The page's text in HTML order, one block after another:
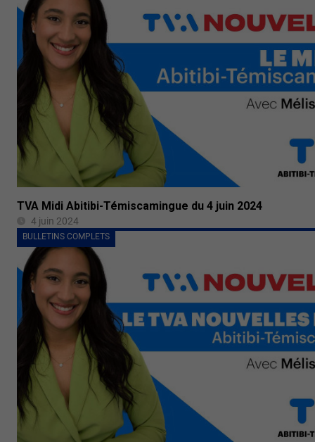
TVA Midi Abitibi-Témiscamingue du 4 juin 2024
4 juin 2024
BULLETINS COMPLETS